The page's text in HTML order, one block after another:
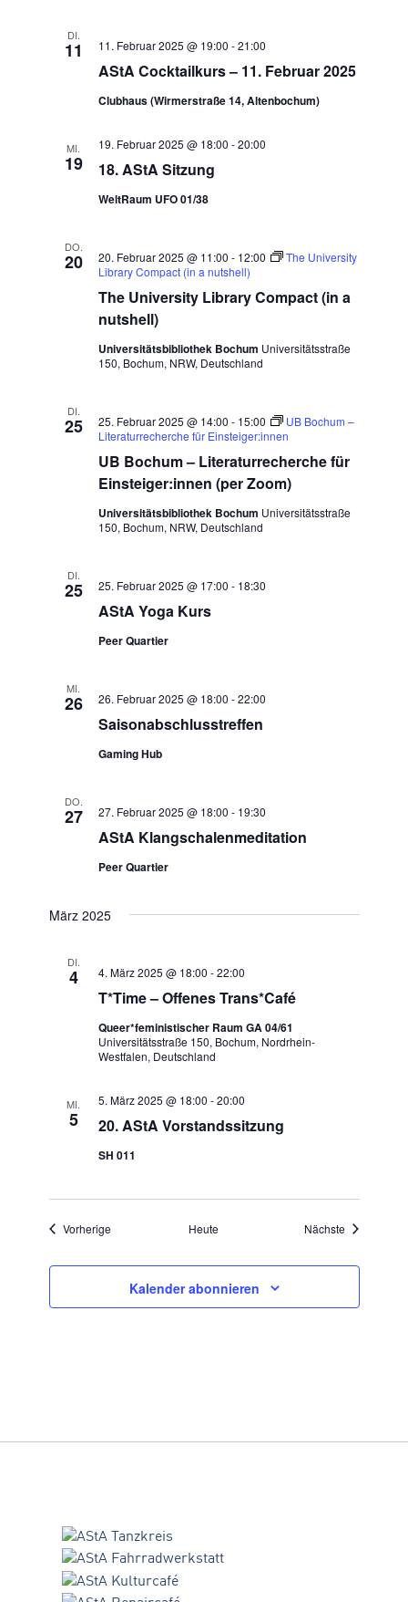
DI.
11
AStA Cocktailkurs – 11. Februar 2025
11. Februar 2025 @ 19:00 -21:00
Clubhaus (Wirmerstraße 14, Altenbochum)
MI.
19 18. AStA Sitzung
19. Februar 2025 @ 18:00 -20:00
WeltRaum UFO 01/38
DO.
20
The University Library Compact (in a
nutshell)
20. Februar 2025 @ 11:00 - 12:00
The University
Library Compact (in a nutshell)
Universitätsbibliothek Bochum Universitätsstraße
150, Bochum, NRW, Deutschland
DI.
25
UB Bochum – Literaturrecherche für
Einsteiger:innen (per Zoom)
25. Februar 2025 @ 14:00 - 15:00
UB Bochum –
Literaturrecherche für Einsteiger:innen
Universitätsbibliothek Bochum Universitätsstraße
150, Bochum, NRW, Deutschland
DI.
25
AStA Yoga Kurs
25. Februar 2025 @ 17:00 - 18:30
Peer Quartier
MI.
26
Saisonabschlusstreffen
26. Februar 2025 @ 18:00 -22:00
Gaming Hub
DO.
27
AStA Klangschalenmeditation
27. Februar 2025 @ 18:00 - 19:30
Peer Quartier
März 2025
DI.
4
T*Time – Offenes Trans*Café
4. März 2025 @ 18:00 -22:00
Queer*feministischer Raum GA 04/61
Universitätsstraße 150, Bochum, Nordrhein-
Westfalen, Deutschland
MI.
5 20. AStA Vorstandssitzung
5. März 2025 @ 18:00 -20:00
SH 011
VorherigeVeranstaltungenHeute Nächste
Kalender abonnieren